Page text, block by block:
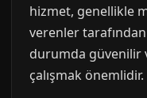
hizmet, genellikle
verenler
durumda güvenilir
çalışmak önemlidir.